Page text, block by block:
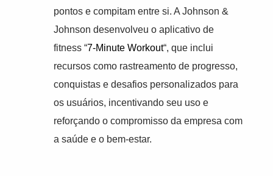
pontos e compitam entre si. A Johnson &
Johnson desenvolveu o aplicativo de
fitness “7-Minute Workout“, que inclui
recursos como rastreamento de progresso,
conquistas e desafios personalizados para
os usuários, incentivando seu uso e
reforçando o compromisso da empresa com
a saúde e o bem-estar.